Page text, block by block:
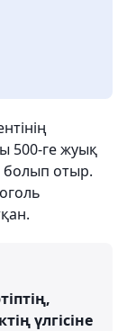
500-ге жуық
отыр.
үлгісіне